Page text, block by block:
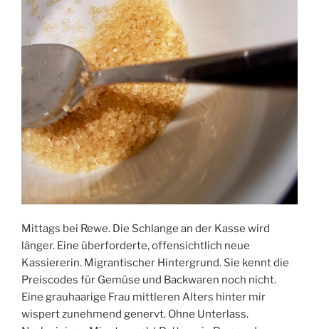
Mittags bei Rewe. Die Schlange an der Kasse wird
länger. Eine überforderte, offensichtlich neue
Kassiererin. Migrantischer Hintergrund. Sie kennt die
Preiscodes für Gemüse und Backwaren noch nicht.
Eine grauhaarige Frau mittleren Alters hinter mir
wispert zunehmend genervt. Ohne Unterlass.